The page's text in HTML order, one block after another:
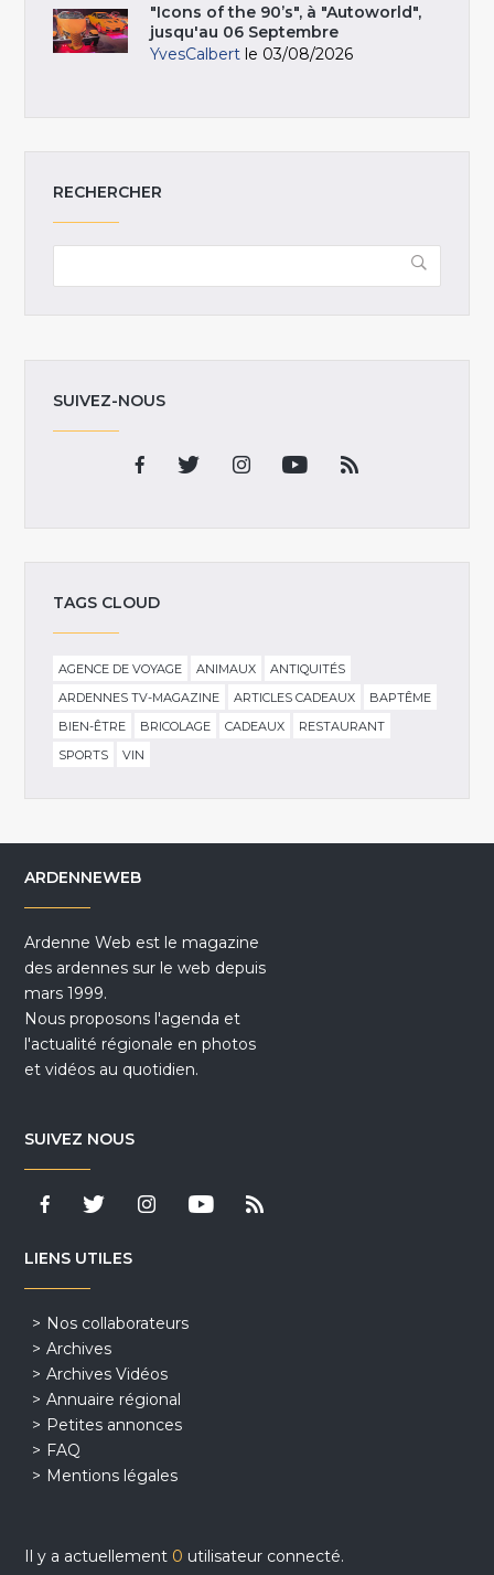
"Icons of the 90’s", à "Autoworld",
jusqu'au 06 Septembre
YvesCalbert le 03/08/2026
RECHERCHER
SUIVEZ-NOUS
TAGS CLOUD
AGENCE DE VOYAGE ANIMAUX
ANTIQUITÉS
ARDENNES TV-MAGAZINE
ARTICLES CADEAUX
BAPTÊME
BIEN-ÊTRE
BRICOLAGE CADEAUX
RESTAURANT
SPORTS
VIN
ARDENNEWEB
Ardenne Web est le magazine
des ardennes sur le web depuis
mars 1999.
Nous proposons l'agenda et
l'actualité régionale en photos
et vidéos au quotidien.
SUIVEZ NOUS
LIENS UTILES
Nos collaborateurs
Archives
Archives Vidéos
Annuaire régional
Petites annonces
FAQ
Mentions légales
Il y a actuellement 0 utilisateur connecté.